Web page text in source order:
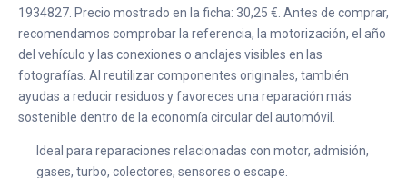
1934827. Precio mostrado en la ficha: 30,25 €. Antes de comprar,
recomendamos comprobar la referencia, la motorización, el año
del vehículo y las conexiones o anclajes visibles en las
fotografías. Al reutilizar componentes originales, también
ayudas a reducir residuos y favoreces una reparación más
sostenible dentro de la economía circular del automóvil.
Ideal para reparaciones relacionadas con motor, admisión,
gases, turbo, colectores, sensores o escape.